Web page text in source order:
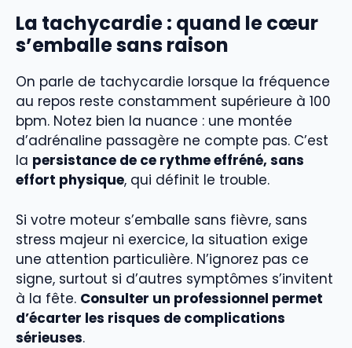
La tachycardie : quand le cœur
s’emballe sans raison
On parle de tachycardie lorsque la fréquence
au repos reste constamment supérieure à 100
bpm. Notez bien la nuance : une montée
d’adrénaline passagère ne compte pas. C’est
la persistance de ce rythme effréné, sans
effort physique, qui définit le trouble.
Si votre moteur s’emballe sans fièvre, sans
stress majeur ni exercice, la situation exige
une attention particulière. N’ignorez pas ce
signe, surtout si d’autres symptômes s’invitent
à la fête. Consulter un professionnel permet
d’écarter les risques de complications
sérieuses.